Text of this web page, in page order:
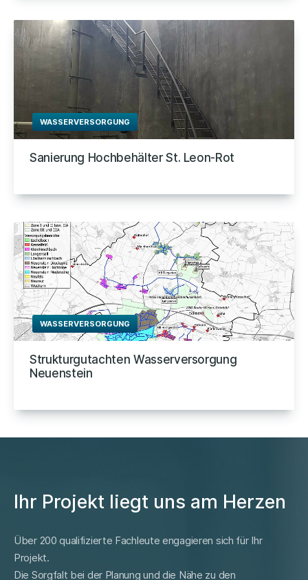
WASSERVERSORGUNG
Sanierung Hochbehälter St. Leon-Rot
WASSERVERSORGUNG
Strukturgutachten Wasserversorgung
Neuenstein
Ihr Projekt liegt uns am Herzen
Über 200 qualifizierte Fachleute engagieren sich für Ihr
Projekt.
Die Sorgfalt bei der Planung und die Nähe zu den